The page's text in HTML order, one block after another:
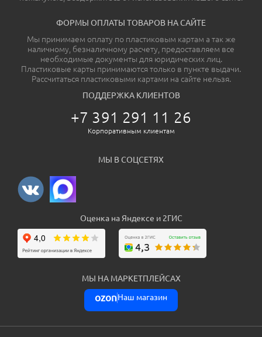
ФОРМЫ ОПЛАТЫ ТОВАРОВ НА САЙТЕ
Мы принимаем оплату по пластиковым картам а так же
наличному, безналичному расчету, предоставляем все
необходимые документы для юридических лиц.
Пластиковые карты принимаются только в пункте выдачи.
Рассчитаться пластиковыми картами на сайте нельзя.
ПОДДЕРЖКА КЛИЕНТОВ
+7 391 291 11 26
Корпоративным клиентам
МЫ В СОЦСЕТЯХ
Оценка на Яндексе и 2ГИС
МЫ НА МАРКЕТПЛЕЙСАХ
ozonНаш магазин